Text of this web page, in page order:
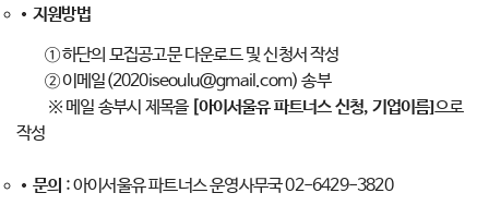
지원방법
① 하단의 모집공고문 다운로드 및 신청서 작성
② 이메일(2020iseoulu@gmail.com) 송부
※ 메일 송부시 제목을[아이서울유 파트너스 신청, 기업이름]으로
작성
문의 : 아이서울유 파트너스 운영사무국 02-6429-3820